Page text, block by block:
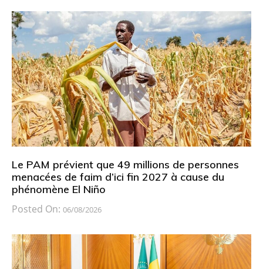
Le PAM prévient que 49 millions de personnes
menacées de faim d’ici fin 2027 à cause du
phénomène El Niño
Posted On: 06/08/2026